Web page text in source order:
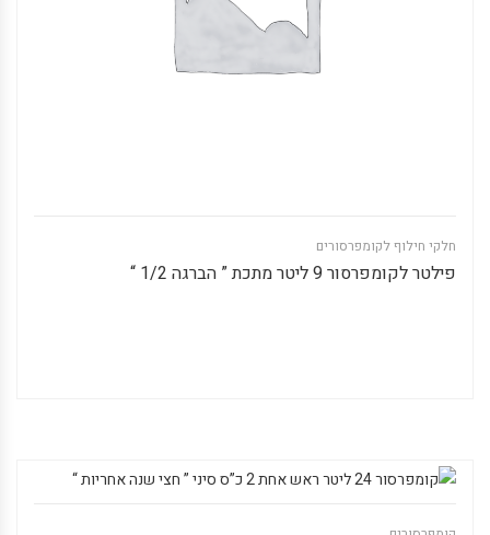
חלקי חילוף לקומפרסורים
פילטר לקומפרסור 9 ליטר מתכת ” הברגה 1/2 “